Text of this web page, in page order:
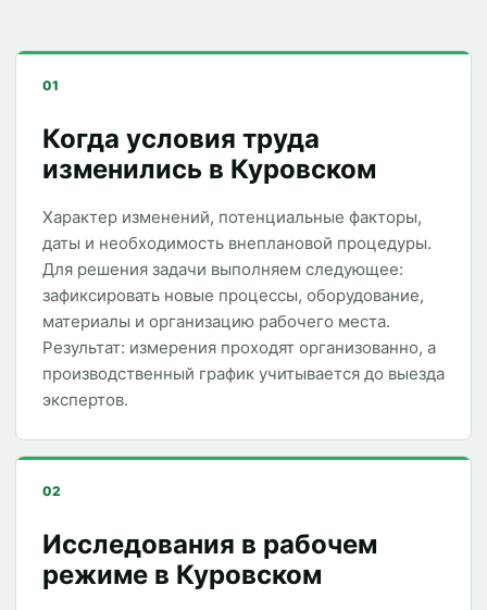
01
Когда условия труда
изменились в Куровском
Характер изменений, потенциальные факторы,
даты и необходимость внеплановой процедуры.
Для решения задачи выполняем следующее:
зафиксировать новые процессы, оборудование,
материалы и организацию рабочего места.
Результат: измерения проходят организованно, а
производственный график учитывается до выезда
экспертов.
02
Исследования в рабочем
режиме в Куровском